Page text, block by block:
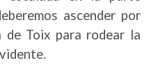
ascender por
de Toix para rodear la